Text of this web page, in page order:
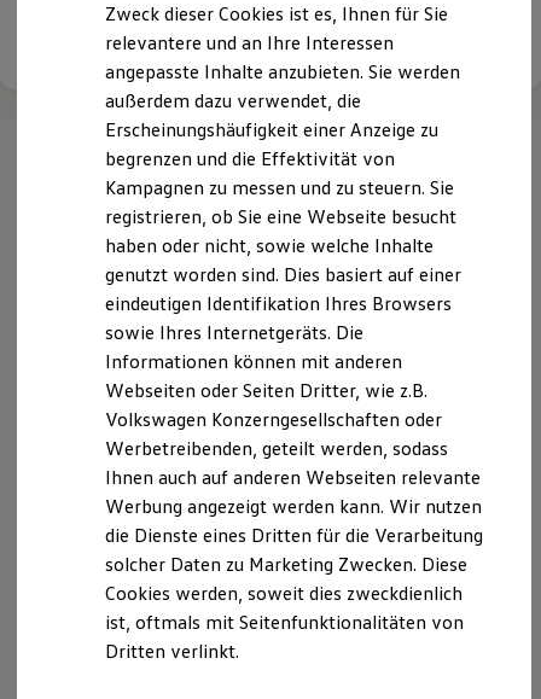
Kaufoptionen
E-Auto-Förderung
Software und Konnektivität
Die ID. Software 6
ID. Software Versionen und Updates
Digitale Extras
Schnittstellen zu Ihrem ID.
Hybridautos
Marke und Erlebnis
Volkswagen R und R Experience
R-Modelle
R Experience
Driving Experience
Volkswagen entdecken
Werkbesichtigung
Lifestyle Shop
T-Roc Kollektion
Golf Kollektion
ID. Kollektion
Volkswagen Kollektion
R-Kollektion
GTI Kollektion
Fußball Drop
we drive football
#wedriveproud
Besitzer und Service
Software Updates
Service und Ersatzteile
Details ansehen
Ihrenächsten
Schritte
Probefahrt vereinbaren
Fahrzeugangebot anfordern
Zweck dieser Cookies ist es, Ihnen für Sie
relevantere und an Ihre Interessen
angepasste Inhalte anzubieten. Sie werden
außerdem dazu verwendet, die
Erscheinungshäufigkeit einer Anzeige zu
begrenzen und die Effektivität von
Kampagnen zu messen und zu steuern. Sie
registrieren, ob Sie eine Webseite besucht
haben oder nicht, sowie welche Inhalte
genutzt worden sind. Dies basiert auf einer
eindeutigen Identifikation Ihres Browsers
sowie Ihres Internetgeräts. Die
Informationen können mit anderen
Webseiten oder Seiten Dritter, wie z.B.
Volkswagen Konzerngesellschaften oder
Werbetreibenden, geteilt werden, sodass
Ihnen auch auf anderen Webseiten relevante
Werbung angezeigt werden kann. Wir nutzen
die Dienste eines Dritten für die Verarbeitung
solcher Daten zu Marketing Zwecken. Diese
Cookies werden, soweit dies zweckdienlich
ist, oftmals mit Seitenfunktionalitäten von
Dritten verlinkt.